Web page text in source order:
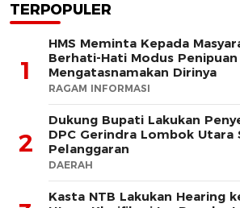
TERPOPULER
1
HMS Meminta Kepada
Berhati-Hati Modus Penipuan
Mengatasnamakan Dirinya
RAGAM INFORMASI
2
Dukung Bupati Lakukan
DPC Gerindra Lombok Utara
Pelanggaran
DAERAH
Kasta NTB Lakukan Hearing